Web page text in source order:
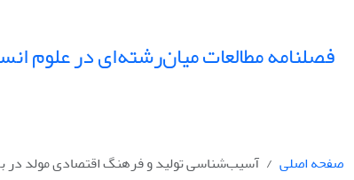
فصلنامه مطالعات میان‌رشته‌ای در علوم
صفحه اصلی ‌آسیب‌شناسی تولید و فرهنگ اقتصادی مولد در